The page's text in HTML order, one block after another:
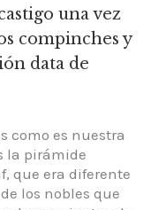
una vez
compinches y
data de
como es nuestra
la pirámide
que era diferente
los nobles que